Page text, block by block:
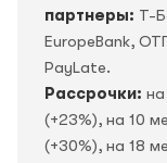
партнеры: Т-
EuropeBank,
PayLate.
Рассрочки:
(+23%), на 10
(+30%), на 18